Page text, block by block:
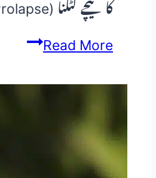
کا نیچے لٹکنا (Uterine Prolapse)…
Read Moreفریکسینس
ناہ